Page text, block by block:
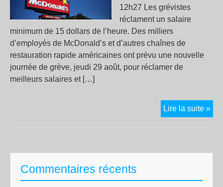
12h27 Les grévistes
réclament un salaire
minimum de 15 dollars de l’heure. Des milliers
d’employés de McDonald’s et d’autres chaînes de
restauration rapide américaines ont prévu une nouvelle
journée de grève, jeudi 29 août, pour réclamer de
meilleurs salaires et […]
Lire la suite »
de
Commentaires récents